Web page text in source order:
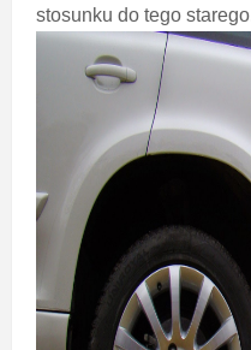
stosunku do tego